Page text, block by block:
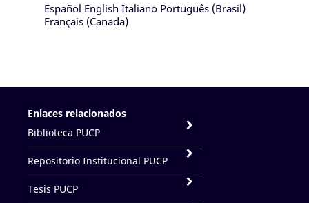
Español English Italiano Português (Brasil)
Français (Canada)
Enlaces relacionados
Biblioteca PUCP
Repositorio Institucional PUCP
Tesis PUCP